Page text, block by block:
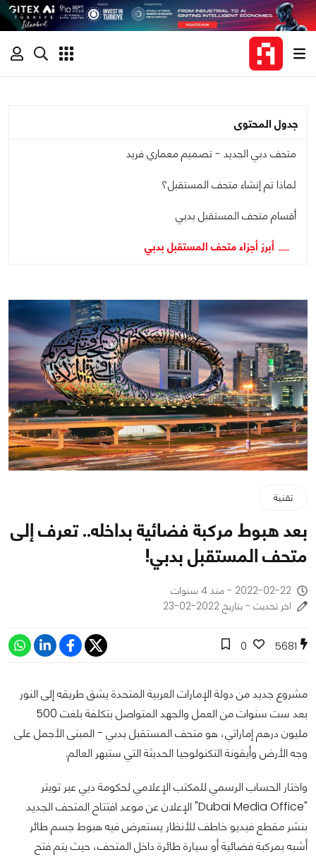
جدول المحتوى
متحف دبي الجديد - تصميم معماري فريد ‏
لماذا تم إنشاء متحف المستقبل؟
أقسام متحف المستقبل بدبي
أبرز أجزاء متحف المستقبل بدبي
تقنية
بعد هبوط مركبة فضائية بداخله.. تعرف إلى
متحف المستقبل بدبي!
2022-02-22 - منذ 4 سنوات
اخر تحديث - بتاريخ 2022-02-23
5681
0
مشروع جديد من دولة الإمارات العربية المتحدة يشق طريقه إلى النور
بعد ست سنوات من العمل والجهد المتواصل بتكلفة بلغت 500
مليون درهم إماراتي، هو متحف المستقبل بدبي - المبنى الأجمل على
وجه الأرض وأيقونة التكنولوجيا الحديثة التي ستبهر العالم.
واختار الحساب الرسمي للمكتب الإعلامي لحكومة دبي عبر تويتر
"Dubai Media Office" الإعلان عن موعد افتتاح المتحف الجديد
بنشر مقطع فيديو خاطف للأنظار يستعرض فيه هبوط جسم طائر
أشبه بمركبة فضائية أو سيارة طائرة داخل المتحف، حيث يتم فتح